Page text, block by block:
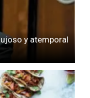
y atemporal